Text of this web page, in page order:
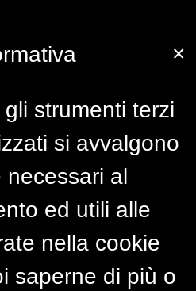
×
strumenti terzi
si avvalgono
necessari al
ed utili alle
nella cookie
saperne di più o